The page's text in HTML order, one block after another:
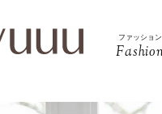
ファッション